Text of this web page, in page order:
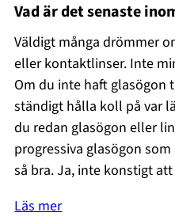
Vad är det senaste
Väldigt många drömmer
eller kontaktlinser. Inte
Om du inte haft glasögon
ständigt hålla koll på var
du redan glasögon eller
progressiva glasögon
så bra. Ja, inte konstigt
Läs mer